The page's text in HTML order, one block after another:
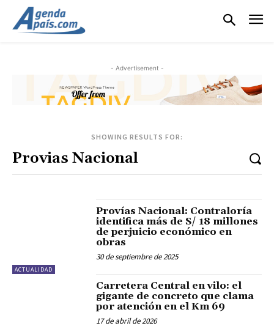
- Advertisement -
SHOWING RESULTS FOR:
ACTUALIDAD
Provías Nacional: Contraloría
identifica más de S/ 18 millones
de perjuicio económico en
obras
30 de septiembre de 2025
Carretera Central en vilo: el
gigante de concreto que clama
por atención en el Km 69
17 de abril de 2026